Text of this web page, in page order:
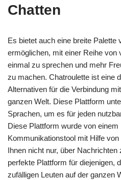
Chatten
Es bietet auch eine breite Palette
ermöglichen, mit einer Reihe von
einmal zu sprechen und mehr
zu machen. Chatroulette ist eine
Alternativen für die Verbindung
ganzen Welt. Diese Plattform
Sprachen, um es für jeden
Diese Plattform wurde von einem
Kommunikationstool mit Hilfe
Ihnen nicht nur, über
perfekte Plattform für diejenigen,
zufälligen Leuten auf der ganzen